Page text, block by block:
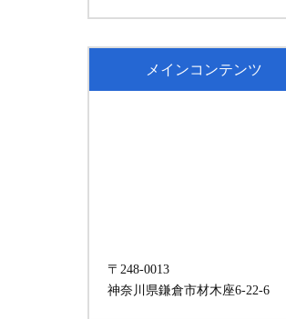
メインコンテンツ
〒248-0013
神奈川県鎌倉市材木座6-22-6